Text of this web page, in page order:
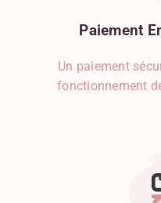
Paiement
Un paiement
fonctionnement